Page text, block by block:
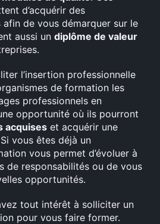
d’acquérir des
de vous démarquer sur le
aussi un diplôme de valeur
l’insertion professionnelle
de formation les
professionnels en
opportunité où ils pourront
acquises et acquérir une
vous êtes déjà un
vous permet d’évoluer à
de responsabilités ou de vous
opportunités.
tout intérêt à solliciter un
pour vous faire former.
×